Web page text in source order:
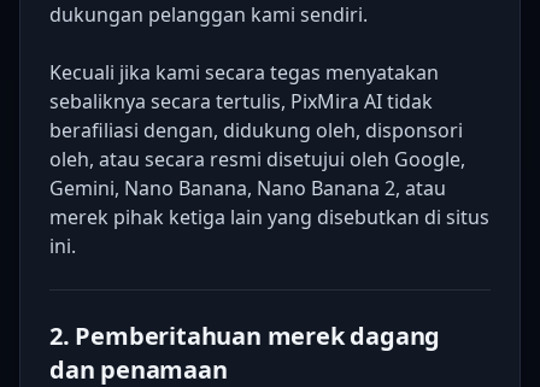
dukungan pelanggan kami sendiri.
Kecuali jika kami secara tegas menyatakan
sebaliknya secara tertulis, PixMira AI tidak
berafiliasi dengan, didukung oleh, disponsori
oleh, atau secara resmi disetujui oleh Google,
Gemini, Nano Banana, Nano Banana 2, atau
merek pihak ketiga lain yang disebutkan di situs
ini.
2. Pemberitahuan merek dagang
dan penamaan